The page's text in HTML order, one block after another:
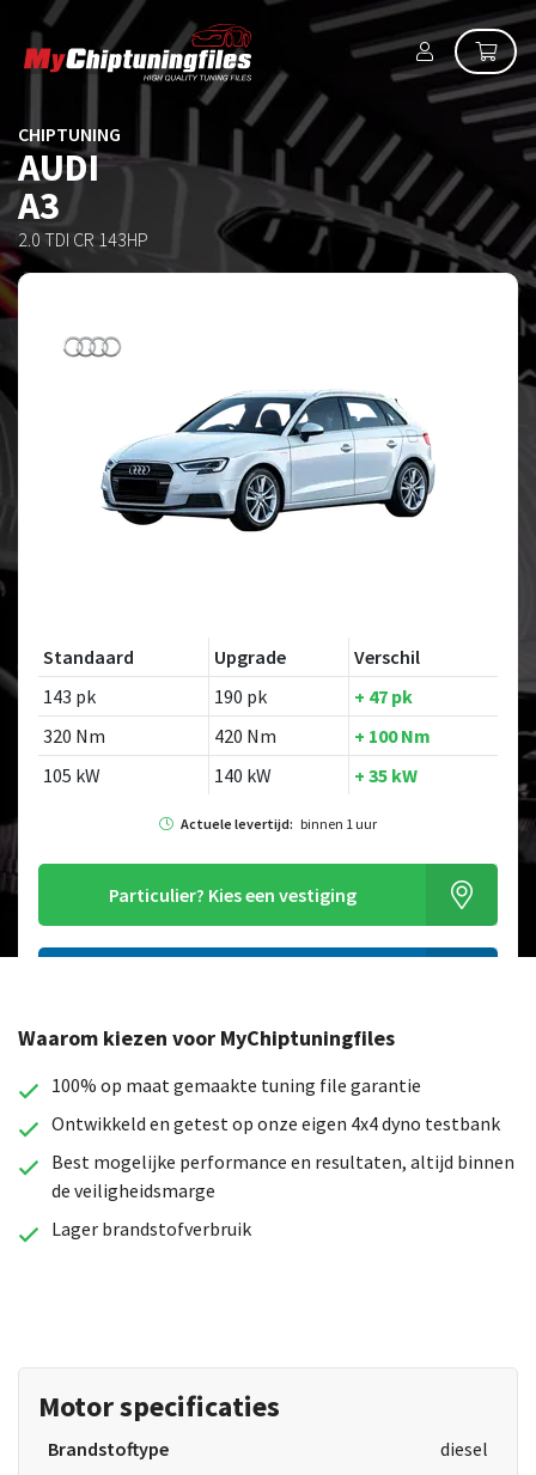
CHIPTUNING
AUDI
A3
2.0 TDI CR 143HP
Standaard Upgrade
Verschil
143 pk
190 pk
+ 47 pk
320 Nm
420 Nm
+ 100 Nm
105 kW
140 kW + 35 kW
Actuele levertijd: binnen 1 uur
Particulier? Kies een vestiging
Op zoek naar een ander model?
Waarom kiezen voor MyChiptuningfiles
100% op maat gemaakte tuning file garantie
Ontwikkeld en getest op onze eigen 4x4 dyno testbank
Best mogelijke performance en resultaten, altijd binnen
de veiligheidsmarge
Lager brandstofverbruik
Motor specificaties
Brandstoftype
diesel